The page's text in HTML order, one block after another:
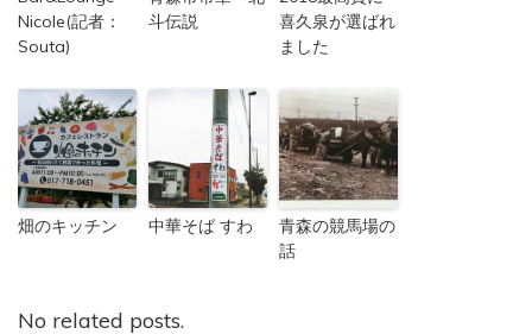
More from my site